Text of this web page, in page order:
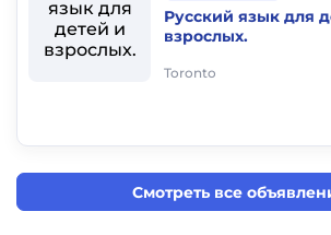
Частные уроки
Русский язык для
взрослых.
Toronto
Смотреть все